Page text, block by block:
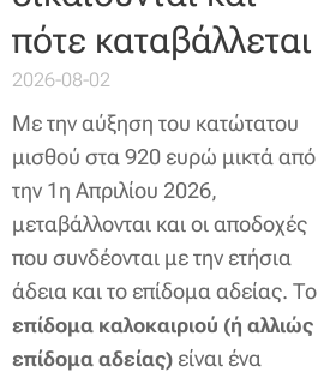
πότε καταβάλλεται
2026-08-02
Με την αύξηση του κατώτατου
μισθού στα 920 ευρώ μικτά από
την 1η Απριλίου 2026,
μεταβάλλονται και οι αποδοχές
που συνδέονται με την ετήσια
άδεια και το επίδομα αδείας. Το
επίδομα καλοκαιριού (ή αλλιώς
επίδομα αδείας) είναι ένα